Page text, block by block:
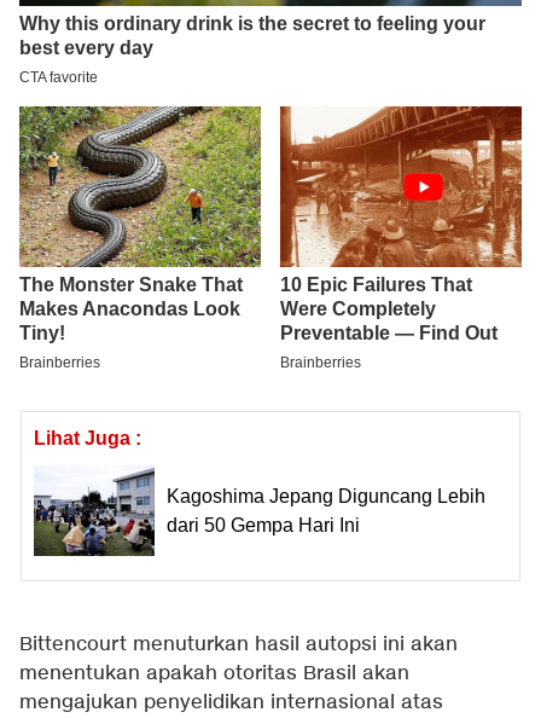
Lihat Juga :
Kagoshima Jepang Diguncang Lebih
dari 50 Gempa Hari Ini
Bittencourt menuturkan hasil autopsi ini akan
menentukan apakah otoritas Brasil akan
mengajukan penyelidikan internasional atas